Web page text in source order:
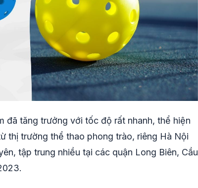
đã tăng trưởng với tốc độ rất nhanh, thể hiện
thị trường thể thao phong trào, riêng Hà Nội
tập trung nhiều tại các quận Long Biên, Cầu